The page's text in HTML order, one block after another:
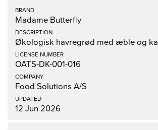
Madame Butterfly
Økologisk havregrød med æble og
OATS-DK-001-016
Food Solutions A/S
12 Jun 2026